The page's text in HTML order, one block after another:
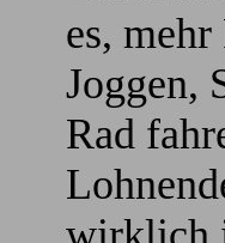
es,
Joggen,
Rad